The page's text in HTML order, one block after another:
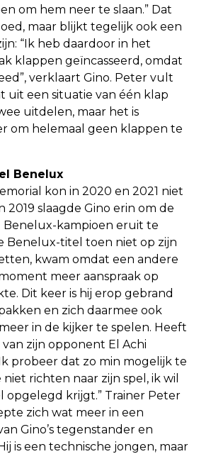
om hem neer te slaan.” Dat
maar blijkt tegelijk ook een
“Ik heb daardoor in het
klappen geïncasseerd, omdat
verklaart Gino. Peter vult
uit een situatie van één klap
uitdelen, maar het is
om helemaal geen klappen te
Benelux
kon in 2020 en 2021 niet
2019 slaagde Gino erin om de
kampioen eruit te
Benelux-titel toen niet op zijn
kwam omdat een andere
meer aanspraak op
Dit keer is hij erop gebrand
en zich daarmee ook
in de kijker te spelen. Heeft
zijn opponent El Achi
probeer dat zo min mogelijk te
richten naar zijn spel, ik wil
opgelegd krijgt.” Trainer Peter
zich wat meer in een
Gino’s tegenstander en
is een technische jongen, maar